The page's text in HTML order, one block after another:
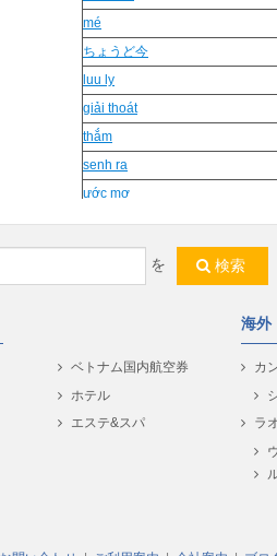
mé
ちょうど今
luu ly
giải thoát
thắm
senh ra
ước mơ
giáp
so ket
妹
Nõn
ke ben
を 検索
ベトナム国内航空券
ホテル
エステ&スパ
海外
カ
ラ